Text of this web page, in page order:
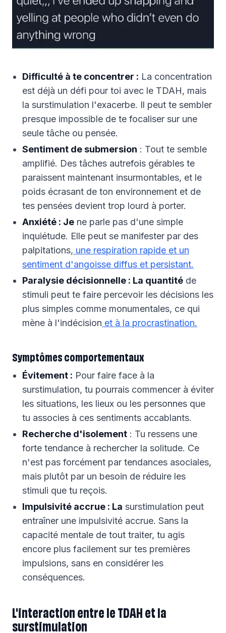
Difficulté à te concentrer : La concentration
est déjà un défi pour toi avec le TDAH, mais
la surstimulation l'exacerbe. Il peut te sembler
presque impossible de te focaliser sur une
seule tâche ou pensée.
Sentiment de submersion : Tout te semble
amplifié. Des tâches autrefois gérables te
paraissent maintenant insurmontables, et le
poids écrasant de ton environnement et de
tes pensées devient trop lourd à porter.
Anxiété : Je ne parle pas d'une simple
inquiétude. Elle peut se manifester par des
palpitations, une respiration rapide et un
sentiment d'angoisse diffus et persistant.
Paralysie décisionnelle : La quantité de
stimuli peut te faire percevoir les décisions les
plus simples comme monumentales, ce qui
mène à l'indécision et à la procrastination.
Symptômes comportementaux
Évitement : Pour faire face à la
surstimulation, tu pourrais commencer à éviter
les situations, les lieux ou les personnes que
tu associes à ces sentiments accablants.
Recherche d'isolement : Tu ressens une
forte tendance à rechercher la solitude. Ce
n'est pas forcément par tendances asociales,
mais plutôt par un besoin de réduire les
stimuli que tu reçois.
Impulsivité accrue : La surstimulation peut
entraîner une impulsivité accrue. Sans la
capacité mentale de tout traiter, tu agis
encore plus facilement sur tes premières
impulsions, sans en considérer les
conséquences.
L'interaction entre le TDAH et la
surstimulation